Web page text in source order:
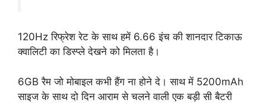
120Hz रिफ्रेश रेट के साथ हमें 6.66 इंच की शानदार टिकाऊ
क्वालिटी का डिस्प्ले देखने को मिलता है।
6GB रैम जो मोबाइल कभी हैंग ना होने दे। साथ में 5200mAh
साइज के साथ दो दिन आराम से चलने वाली एक बड़ी सी बैटरी